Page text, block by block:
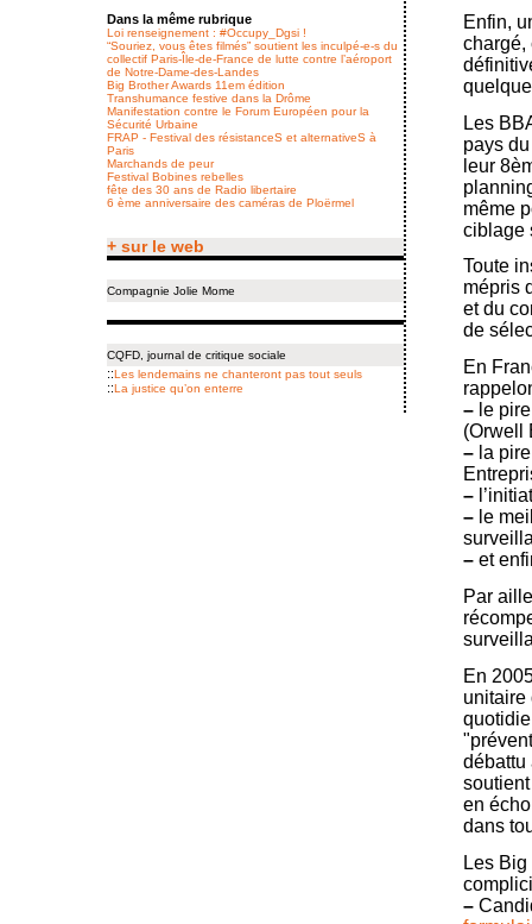
Enfin,
chargé,
Les
pays
leur
même
ciblage
Toute
mépris
et du
de
En
– le
(Orwell
– la
–
– le
– et
Par
En
unitaire
débattu
en
dans
Les
–
Dans la même rubrique
Loi renseignement : #Occupy_Dgsi !
“Souriez, vous êtes filmés” soutient les inculpé-e-s du
collectif Paris-Île-de-France de lutte contre l’aéroport
de Notre-Dame-des-Landes
Big Brother Awards 11em édition
Transhumance festive dans la Drôme
Manifestation contre le Forum Européen pour la
Sécurité Urbaine
FRAP - Festival des résistanceS et alternativeS à
Paris
Marchands de peur
Festival Bobines rebelles
fête des 30 ans de Radio libertaire
6 ème anniversaire des caméras de Ploërmel
+ sur le web
Compagnie Jolie Mome
CQFD, journal de critique sociale
::Les lendemains ne chanteront pas tout seuls
::La justice qu’on enterre